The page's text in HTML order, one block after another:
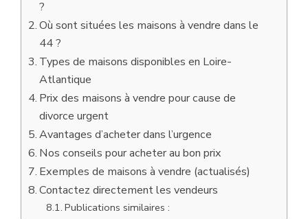
?
Où sont situées les maisons à vendre dans le
44 ?
Types de maisons disponibles en Loire-
Atlantique
Prix des maisons à vendre pour cause de
divorce urgent
Avantages d’acheter dans l’urgence
Nos conseils pour acheter au bon prix
Exemples de maisons à vendre (actualisés)
Contactez directement les vendeurs
Publications similaires :